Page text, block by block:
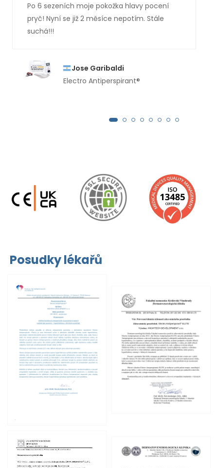
Po 6 sezeních moje pokožka hlavy pocení
pryč! Nyní se již 2 měsíce nepotím. Stále
suchá!!!
Jose Garibaldi
Electro Antiperspirant®
Posudky lékařů